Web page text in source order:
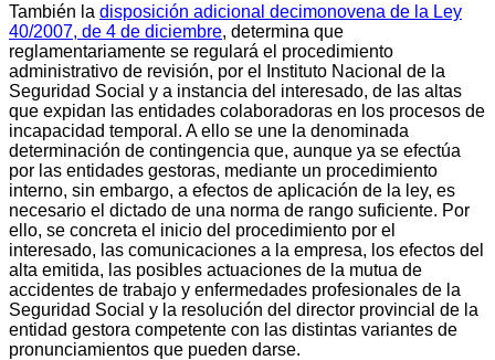
También la disposición adicional decimonovena de la Ley
40/2007, de 4 de diciembre, determina que
reglamentariamente se regulará el procedimiento
administrativo de revisión, por el Instituto Nacional de la
Seguridad Social y a instancia del interesado, de las altas
que expidan las entidades colaboradoras en los procesos de
incapacidad temporal. A ello se une la denominada
determinación de contingencia que, aunque ya se efectúa
por las entidades gestoras, mediante un procedimiento
interno, sin embargo, a efectos de aplicación de la ley, es
necesario el dictado de una norma de rango suficiente. Por
ello, se concreta el inicio del procedimiento por el
interesado, las comunicaciones a la empresa, los efectos del
alta emitida, las posibles actuaciones de la mutua de
accidentes de trabajo y enfermedades profesionales de la
Seguridad Social y la resolución del director provincial de la
entidad gestora competente con las distintas variantes de
pronunciamientos que pueden darse.